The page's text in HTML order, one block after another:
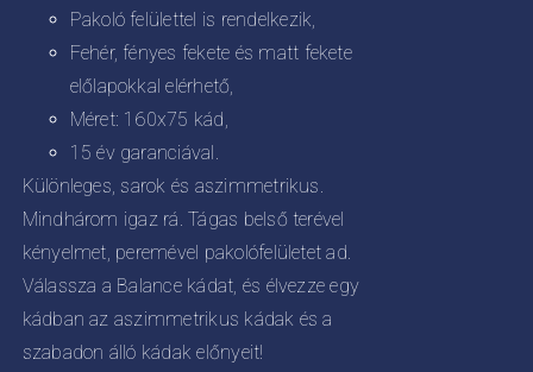
Pakoló felülettel is rendelkezik,
Fehér, fényes fekete és matt fekete
előlapokkal elérhető,
Méret: 160x75 kád,
15 év garanciával.
Különleges, sarok és aszimmetrikus.
Mindhárom igaz rá. Tágas belső terével
kényelmet, peremével pakolófelületet ad.
Válassza a Balance kádat, és élvezze egy
kádban az aszimmetrikus kádak és a
szabadon álló kádak előnyeit!